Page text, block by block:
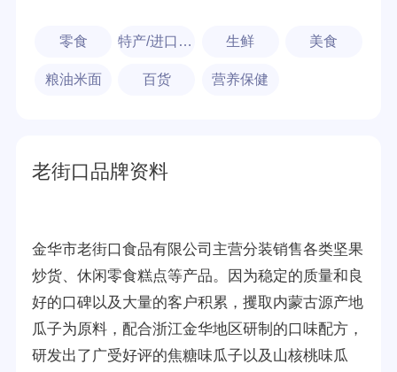
零食 特产/进口食品 生鲜 美食
粮油米面 百货 营养保健
老街口品牌资料
金华市老街口食品有限公司主营分装销售各类坚果
炒货、休闲零食糕点等产品。因为稳定的质量和良
好的口碑以及大量的客户积累，攫取内蒙古源产地
瓜子为原料，配合浙江金华地区研制的口味配方，
研发出了广受好评的焦糖味瓜子以及山核桃味瓜